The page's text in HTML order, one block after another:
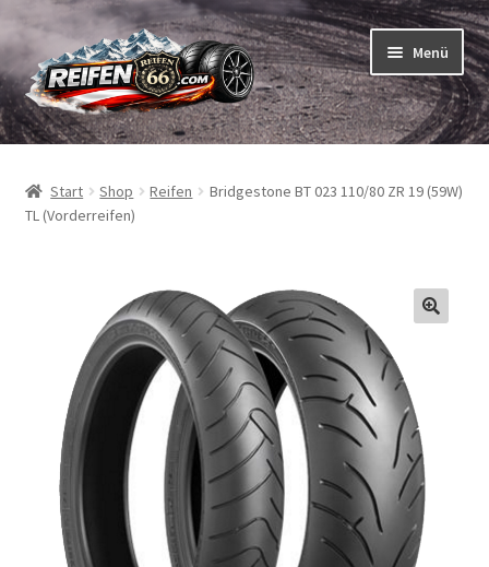
Zur
Navigation
springen
Zum
Inhalt
springen
Menü
Reifen
Schläuche
Marken
Reifentests
Kontakt
Start Shop Reifen
Bridgestone BT 023 110/80 ZR 19 (59W)
TL (Vorderreifen)